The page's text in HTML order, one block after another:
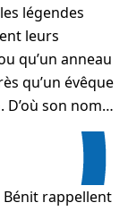
légendes
leurs
qu’un anneau
qu’un évêque
D’où son nom…
Bénit rappellent